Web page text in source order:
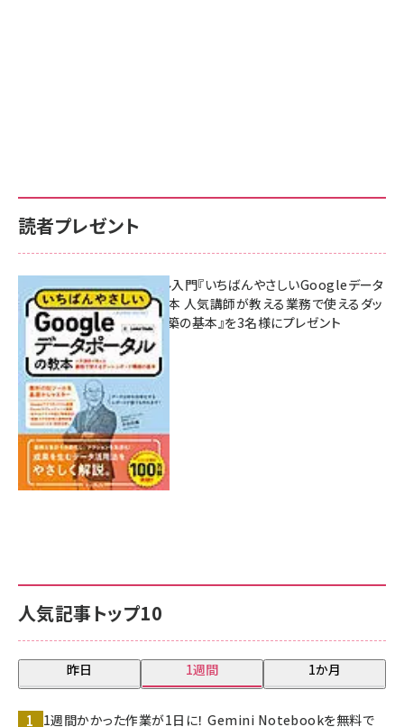
人気記事トップ10
昨日 1週間 1か月
1週間かかった作業が1日に！ Gemini Notebookを無料で
読者プレゼント
無料BIツール入門『いちばんやさしいGoogleデータ
ポータルの教本 人気講師が教える業務で使えるダッ
シュボード構築の基本』を3名様にプレゼント
7月31日 10:00